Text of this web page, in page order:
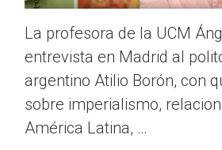
La profesora de la UCM
entrevista en Madrid al
argentino Atilio Borón, con
sobre imperialismo,
América Latina, …